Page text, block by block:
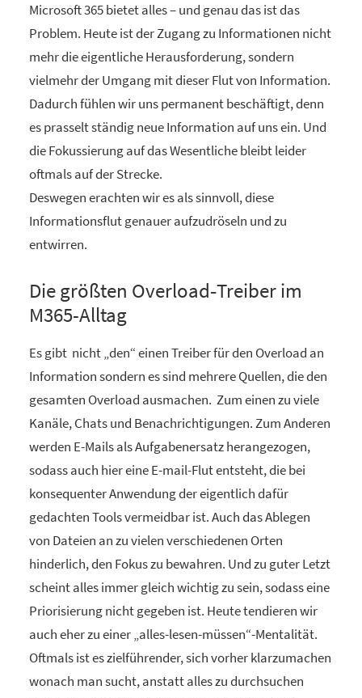
Microsoft 365 bietet alles – und genau das ist das
Problem. Heute ist der Zugang zu Informationen nicht
mehr die eigentliche Herausforderung, sondern
vielmehr der Umgang mit dieser Flut von Information.
Dadurch fühlen wir uns permanent beschäftigt, denn
es prasselt ständig neue Information auf uns ein. Und
die Fokussierung auf das Wesentliche bleibt leider
oftmals auf der Strecke.
Deswegen erachten wir es als sinnvoll, diese
Informationsflut genauer aufzudröseln und zu
entwirren.
Die größten Overload‑Treiber im
M365-Alltag
Es gibt nicht „den“ einen Treiber für den Overload an
Information sondern es sind mehrere Quellen, die den
gesamten Overload ausmachen. Zum einen zu viele
Kanäle, Chats und Benachrichtigungen. Zum Anderen
werden E-Mails als Aufgabenersatz herangezogen,
sodass auch hier eine E-mail-Flut entsteht, die bei
konsequenter Anwendung der eigentlich dafür
gedachten Tools vermeidbar ist. Auch das Ablegen
von Dateien an zu vielen verschiedenen Orten
hinderlich, den Fokus zu bewahren. Und zu guter Letzt
scheint alles immer gleich wichtig zu sein, sodass eine
Priorisierung nicht gegeben ist. Heute tendieren wir
auch eher zu einer „alles-lesen-müssen“-Mentalität.
Oftmals ist es zielführender, sich vorher klarzumachen
wonach man sucht, anstatt alles zu durchsuchen